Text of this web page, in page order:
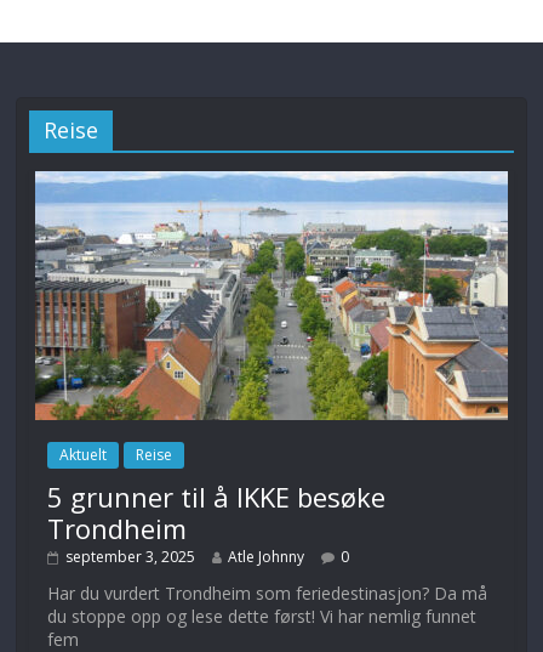
Reise
Aktuelt Reise
5 grunner til å IKKE besøke
Trondheim
september 3, 2025 Atle Johnny 0
Har du vurdert Trondheim som feriedestinasjon? Da må
du stoppe opp og lese dette først! Vi har nemlig funnet
fem